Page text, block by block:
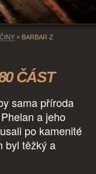
» BARBAR Z
ČÁST
sama příroda
a jeho
po kamenité
byl těžký a